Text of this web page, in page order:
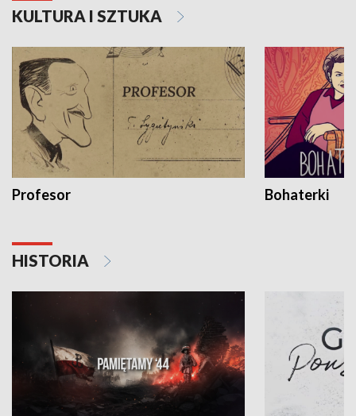
KULTURA I SZTUKA
Profesor Bohaterki
HISTORIA